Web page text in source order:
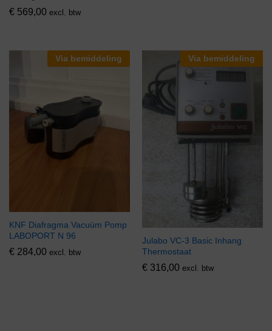
€ 569,00 excl. btw
Via bemiddeling
KNF Diafragma Vacuüm Pomp
LABOPORT N 96
€ 284,00 excl. btw
Via bemiddeling
Julabo VC-3 Basic Inhang
Thermostaat
€ 316,00 excl. btw